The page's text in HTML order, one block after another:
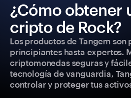
¿Cómo obtener
cripto de Rock?
Los productos de Tangem son
principiantes hasta expertos.
criptomonedas seguras y
tecnología de vanguardia,
controlar y proteger tus